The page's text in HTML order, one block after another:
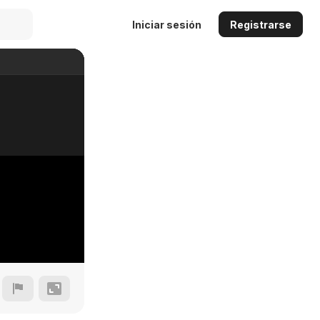
Iniciar sesión Registrarse